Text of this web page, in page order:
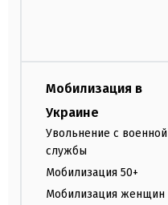
Мобилизация в
Украине
Увольнение с военной
службы
Мобилизация 50+
Мобилизация женщин